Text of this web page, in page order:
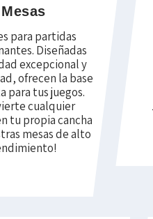
Mesas
para partidas
Diseñadas
excepcional y
ofrecen la base
para tus juegos.
cualquier
tu propia cancha
mesas de alto